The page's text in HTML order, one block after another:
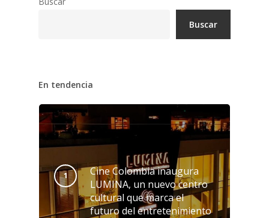
Buscar
En tendencia
Cine Colombia inaugura
LUMINA, un nuevo centro
cultural que marca el
futuro del entretenimiento